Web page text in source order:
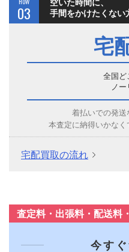
03
空いた時間に、
手間をかけたくない
宅
全国ど
ノー
着払いでの発送
本査定に納得いかなく
宅配買取の流れ
査定料・出張料・配送料
今す